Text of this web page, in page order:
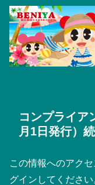
コンプライア
月1日発行）
この情報へのアク
グインしてくださ